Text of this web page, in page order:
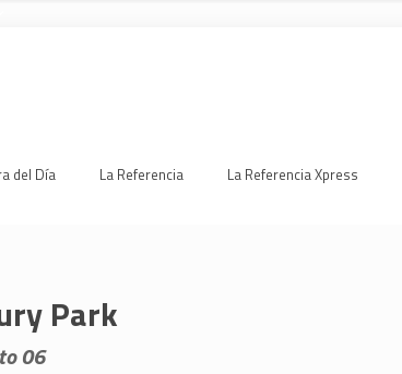
del Día La Referencia La Referencia Xpress
Park
06